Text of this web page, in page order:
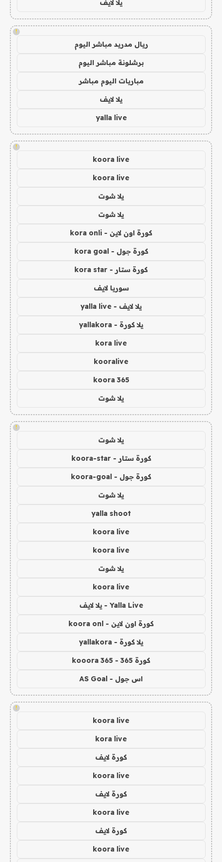
يلا لايف
!
ريال مدريد مباشر اليوم
برشلونة مباشر اليوم
مباريات اليوم مباشر
يلا لايف
yalla live
!
koora live
koora live
يلا شوت
يلا شوت
كورة اون لاين - kora onli
كورة جول - kora goal
كورة ستار - kora star
سوريا لايف
يلا لايف - yalla live
يلا كورة - yallakora
kora live
kooralive
koora 365
يلا شوت
!
يلا شوت
كورة ستار - koora-star
كورة جول - koora-goal
يلا شوت
yalla shoot
koora live
koora live
يلا شوت
koora live
Yalla Live - يلا لايف
كورة اون لاين - koora onl
يلا كورة - yallakora
كورة 365 - kooora 365
اس جول - AS Goal
!
koora live
kora live
كورة لايف
koora live
كورة لايف
koora live
كورة لايف
koora live